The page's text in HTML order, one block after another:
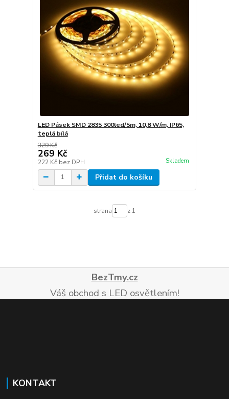
LED Pásek SMD 2835 300led/5m, 10,8 W/m, IP65,
teplá bílá
329 Kč
269 Kč
222 Kč bez DPH Skladem
Přidat do košíku
strana z 1
BezTmy.cz
Váš obchod s LED osvětlením!
KONTAKT